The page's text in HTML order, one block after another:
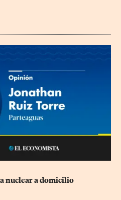
nuclear a domicilio